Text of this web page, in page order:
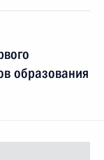
образования